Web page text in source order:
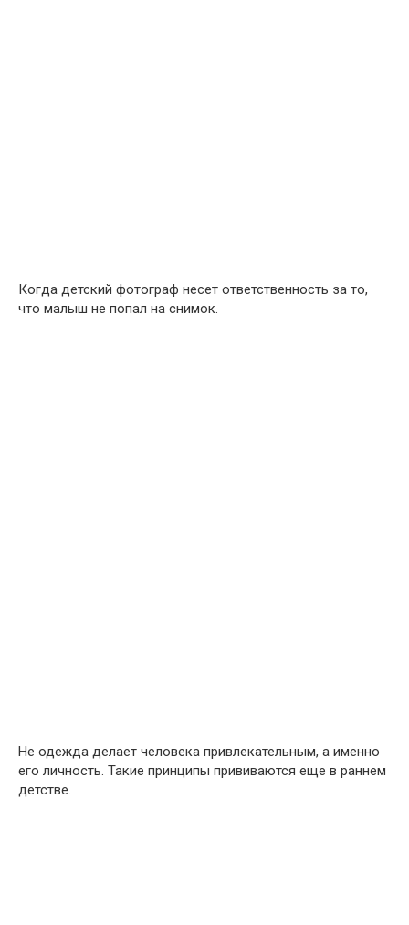
Когда детский фотограф несет ответственность за то,
что малыш не попал на снимок.
Не одежда делает человека привлекательным, а именно
его личность. Такие принципы прививаются еще в раннем
детстве.